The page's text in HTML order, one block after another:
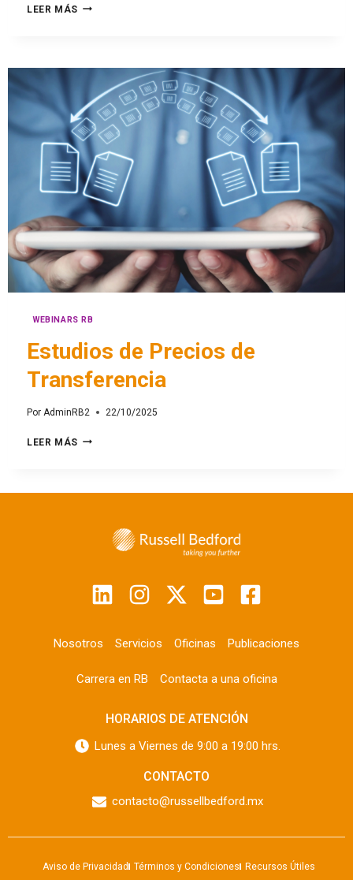
LEER MÁS
WEBINARS RB
Estudios de Precios de
Transferencia
Por AdminRB2 22/10/2025
LEER MÁS
Nosotros Servicios Oficinas Publicaciones
Carrera en RB Contacta a una oficina
HORARIOS DE ATENCIÓN
Lunes a Viernes de 9:00 a 19:00 hrs.
CONTACTO
contacto@russellbedford.mx
Aviso de Privacidad Términos y Condiciones Recursos Útiles